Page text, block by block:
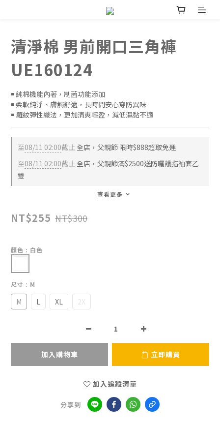
清淨棉 男前開口三角褲
UE160124
￭ 純棉機能內著，制菌功能添加
￭ 柔軟純淨、膚觸舒適，長時間安心穿防異味
￭ 羅紋彈性織法，更加清爽輕盈，減低濕黏不適
至08/11 02:00截止 全店，父親節 限時$888超取免運
至08/11 02:00截止 全店，父親節滿$2500送防曬護指袖套乙
雙
查看更多
NT$255 NT$300
顏色 : 白色
尺寸 : M
M L XL 2X
加入購物車 立即購買
加入追蹤清單
分享到